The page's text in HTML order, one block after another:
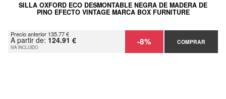
SILLA OXFORD ECO DESMONTABLE NEGRA DE MADERA DE
PINO EFECTO VINTAGE MARCA BOX FURNITURE
Precio anterior 135.77 €
A partir de: 124.91 €
IVA INCLUIDO -8% COMPRAR